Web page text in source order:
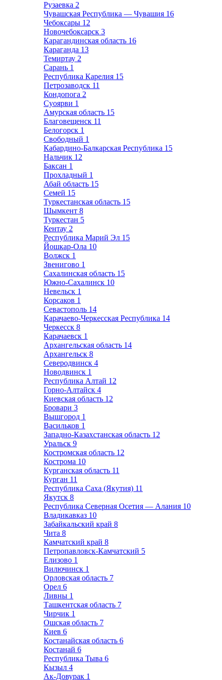
Рузаевка 2
Чувашская Республика — Чувашия 16
Чебоксары 12
Новочебоксарск 3
Карагандинская область 16
Караганда 13
Темиртау 2
Сарань 1
Республика Карелия 15
Петрозаводск 11
Кондопога 2
Суоярви 1
Амурская область 15
Благовещенск 11
Белогорск 1
Свободный 1
Кабардино-Балкарская Республика 15
Нальчик 12
Баксан 1
Прохладный 1
Абай область 15
Семей 15
Туркестанская область 15
Шымкент 8
Туркестан 5
Кентау 2
Республика Марий Эл 15
Йошкар-Ола 10
Волжск 1
Звенигово 1
Сахалинская область 15
Южно-Сахалинск 10
Невельск 1
Корсаков 1
Севастополь 14
Карачаево-Черкесская Республика 14
Черкесск 8
Карачаевск 1
Архангельская область 14
Архангельск 8
Северодвинск 4
Новодвинск 1
Республика Алтай 12
Горно-Алтайск 4
Киевская область 12
Бровари 3
Вышгород 1
Васильков 1
Западно-Казахстанская область 12
Уральск 9
Костромская область 12
Кострома 10
Курганская область 11
Курган 11
Республика Саха (Якутия) 11
Якутск 8
Республика Северная Осетия — Алания 10
Владикавказ 10
Забайкальский край 8
Чита 8
Камчатский край 8
Петропавловск-Камчатский 5
Елизово 1
Вилючинск 1
Орловская область 7
Орел 6
Ливны 1
Ташкентская область 7
Чирчик 1
Ошская область 7
Киев 6
Костанайская область 6
Костанай 6
Республика Тыва 6
Кызыл 4
Ак-Довурак 1